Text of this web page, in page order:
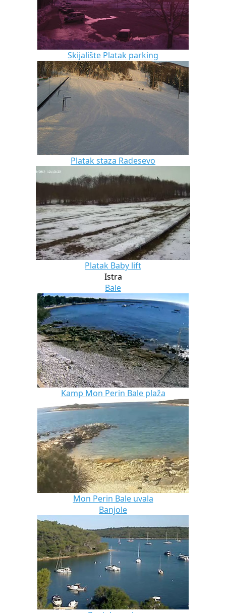
Skijalište Platak parking
Platak staza Radesevo
Platak Baby lift
Istra
Bale
Kamp Mon Perin Bale plaža
Mon Perin Bale uvala
Banjole